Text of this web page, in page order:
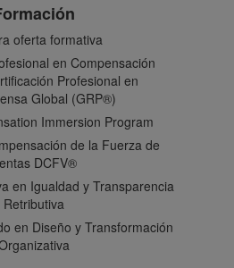
oferta formativa
en Compensación
Profesional en
Global (GRP®)
Immersion Program
de la Fuerza de
DCFV®
en Igualdad y Transparencia
Retributiva
en Diseño y Transformación